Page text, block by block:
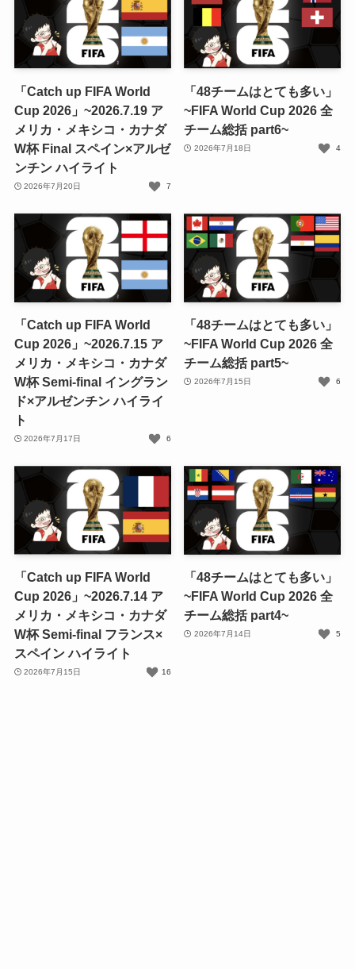
「Catch up FIFA World
Cup 2026」~2026.7.19 ア
メリカ・メキシコ・カナダ
W杯 Final スペイン×アルゼ
ンチン ハイライト
2026年7月20日 7
「48チームはとても多い」
~FIFA World Cup 2026 全
チーム総括 part6~
2026年7月18日 4
「Catch up FIFA World
Cup 2026」~2026.7.15 ア
メリカ・メキシコ・カナダ
W杯 Semi-final イングラン
ド×アルゼンチン ハイライ
ト
2026年7月17日 6
「48チームはとても多い」
~FIFA World Cup 2026 全
チーム総括 part5~
2026年7月15日 6
「Catch up FIFA World
Cup 2026」~2026.7.14 ア
メリカ・メキシコ・カナダ
W杯 Semi-final フランス×
スペイン ハイライト
2026年7月15日 16
「48チームはとても多い」
~FIFA World Cup 2026 全
チーム総括 part4~
2026年7月14日 5